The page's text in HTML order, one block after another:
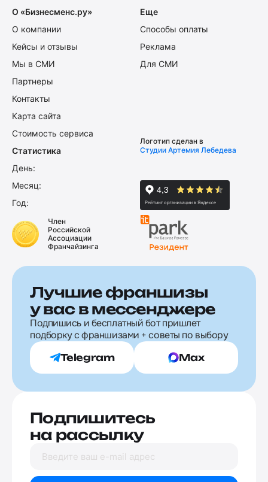
О «Бизнесменс.ру»
О компании
Кейсы и отзывы
Мы в СМИ
Партнеры
Контакты
Карта сайта
Стоимость сервиса
Еще
Способы оплаты
Реклама
Для СМИ
Статистика
День:
Месяц:
Год:
Логотип сделан в
Студии Артемия Лебедева
Член
Российской
Ассоциации
Франчайзинга
Лучшие франшизы
у вас в мессенджере
Подпишись и бесплатный бот пришлет
подборку с франшизами + советы по выбору
Telegram Max
Подпишитесь
на рассылку